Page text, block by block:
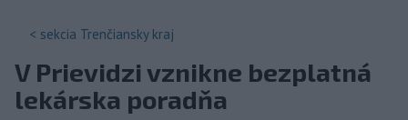
< sekcia Trenčiansky kraj
V Prievidzi vznikne bezplatná
lekárska poradňa